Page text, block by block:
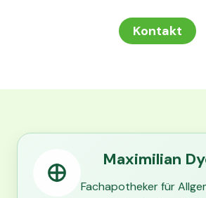
Kontakt
Maximilian
Fachapotheker für